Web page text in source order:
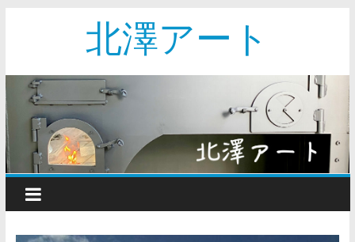
北澤アート